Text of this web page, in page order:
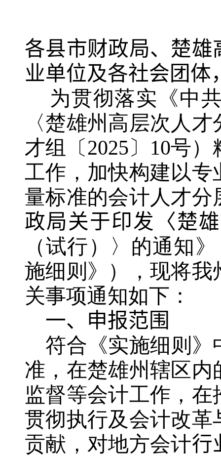
各县市财政局、楚
业单位及各社会团体
〈楚雄州高层次人
才组〔2025〕10号
工作，加快构建以专
量标准的会计人才
政局关于印发〈楚
（试行）〉的通知
施细则》），现将
关事项通知如下：
一、申报范围
符合《实施细则》
准，在楚雄州辖区内
监督等会计工作，
贯彻执行及会计改
贡献，对地方会计行